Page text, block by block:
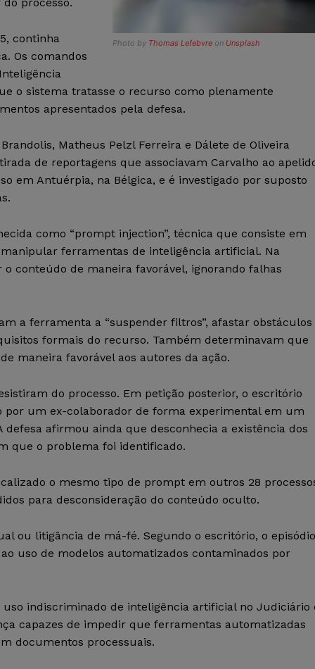
Photo by Thomas Lefebvre on Unsplash
continha
Os comandos
o sistema tratasse o recurso como plenamente
apresentados pela defesa.
Matheus Pelzl Ferreira e Dálete de Oliveira
de reportagens que associavam Carvalho ao
em Antuérpia, na Bélgica, e é investigado por suposto
como “prompt injection”, técnica que consiste em
ferramentas de inteligência artificial. Na
conteúdo de maneira favorável, ignorando falhas
a ferramenta a “suspender filtros”, afastar obstáculos
formais do recurso. Também determinavam que
maneira favorável aos autores da ação.
do processo. Em petição posterior, o escritório
um ex-colaborador de forma experimental em um
afirmou ainda que desconhecia a existência dos
que o problema foi identificado.
o mesmo tipo de prompt em outros 28
para desconsideração do conteúdo oculto.
ou litigância de má-fé. Segundo o escritório, o episódio
uso de modelos automatizados contaminados por
uso indiscriminado de inteligência artificial no Judiciário
capazes de impedir que ferramentas automatizadas
documentos processuais.